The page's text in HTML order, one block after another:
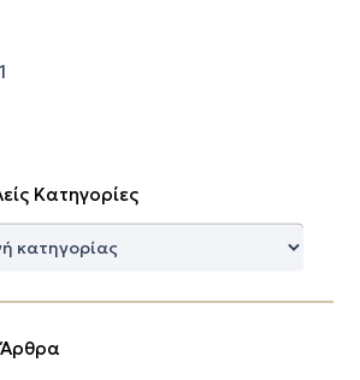
Κατηγορίες
Άρθρα